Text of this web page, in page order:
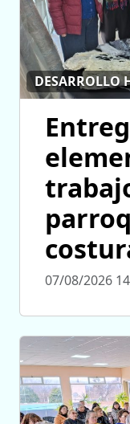
DESARROLLO
07/08/2026